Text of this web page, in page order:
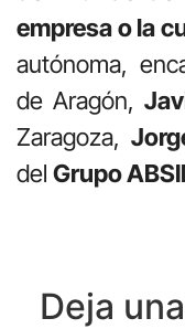
empresa o la
autónoma,
de Aragón,
Zaragoza,
del Grupo
Deja